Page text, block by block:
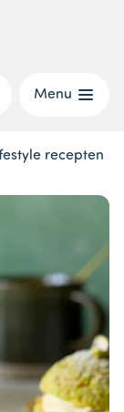
Menu
recepten